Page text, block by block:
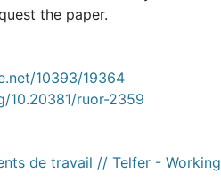
the paper.
10393/19364
10.20381/ruor-2359
de travail // Telfer -